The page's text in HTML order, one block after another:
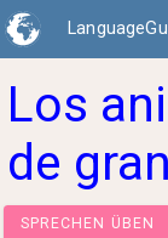
Los
de